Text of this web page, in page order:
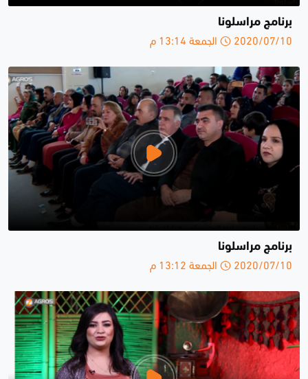
برنامج مراسلونا
2020/07/10 الجمعة 13:14 م
برنامج مراسلونا
2020/07/10 الجمعة 13:12 م